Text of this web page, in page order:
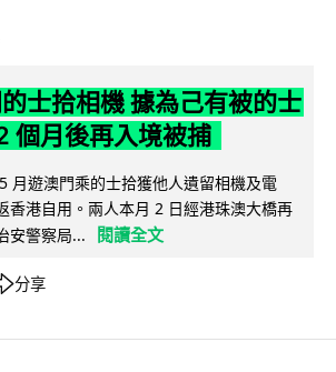
士拾相機 據為己有被的士
個月後再入境被捕
月遊澳門乘的士拾獲他人遺留相機及電
香港自用。兩人本月 2 日經港珠澳大橋再
安警察局...
閱讀全文
分享